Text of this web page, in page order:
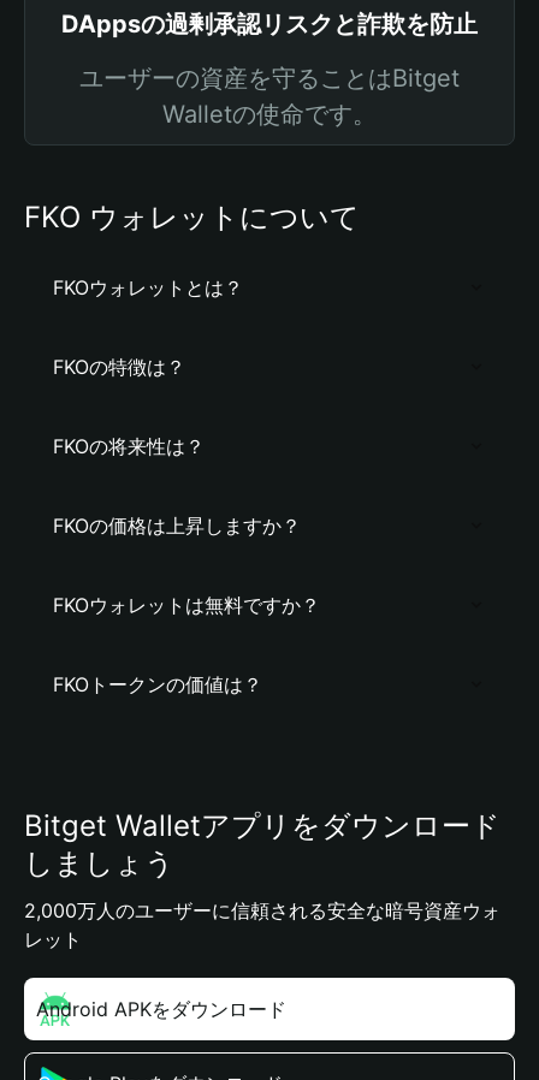
DAppsの過剰承認リスクと詐欺を防止
ユーザーの資産を守ることはBitget
Walletの使命です。
FKO ウォレットについて
FKOウォレットとは？
FKOの特徴は？
FKOの将来性は？
FKOの価格は上昇しますか？
FKOウォレットは無料ですか？
FKOトークンの価値は？
Bitget Walletアプリをダウンロード
しましょう
2,000万人のユーザーに信頼される安全な暗号資産ウォ
レット
Android APKをダウンロード